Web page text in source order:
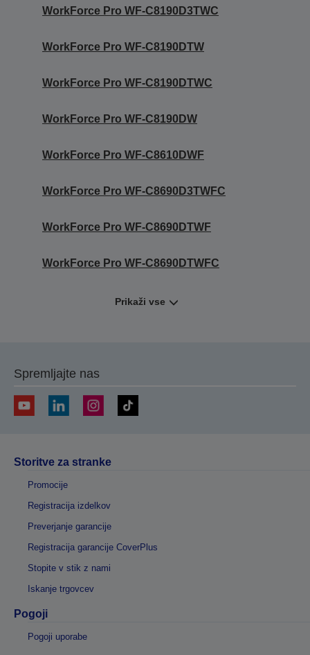
WorkForce Pro WF-C8190D3TWC
WorkForce Pro WF-C8190DTW
WorkForce Pro WF-C8190DTWC
WorkForce Pro WF-C8190DW
WorkForce Pro WF-C8610DWF
WorkForce Pro WF-C8690D3TWFC
WorkForce Pro WF-C8690DTWF
WorkForce Pro WF-C8690DTWFC
Prikaži vse
Spremljajte nas
Storitve za stranke
Promocije
Registracija izdelkov
Preverjanje garancije
Registracija garancije CoverPlus
Stopite v stik z nami
Iskanje trgovcev
Pogoji
Pogoji uporabe